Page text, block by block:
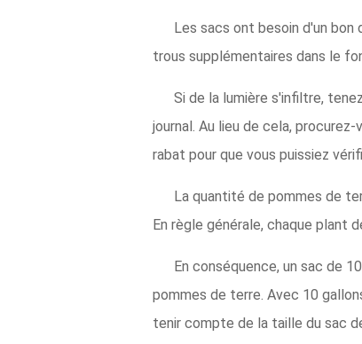
Les sacs ont besoin d'un bon
trous supplémentaires dans le
Si de la lumière s'infiltre,
journal. Au lieu de cela,
rabat pour que vous puissiez
La quantité de pommes de
En règle générale, chaque plant
En conséquence, un sac de
pommes de terre. Avec 10
tenir compte de la taille du sac